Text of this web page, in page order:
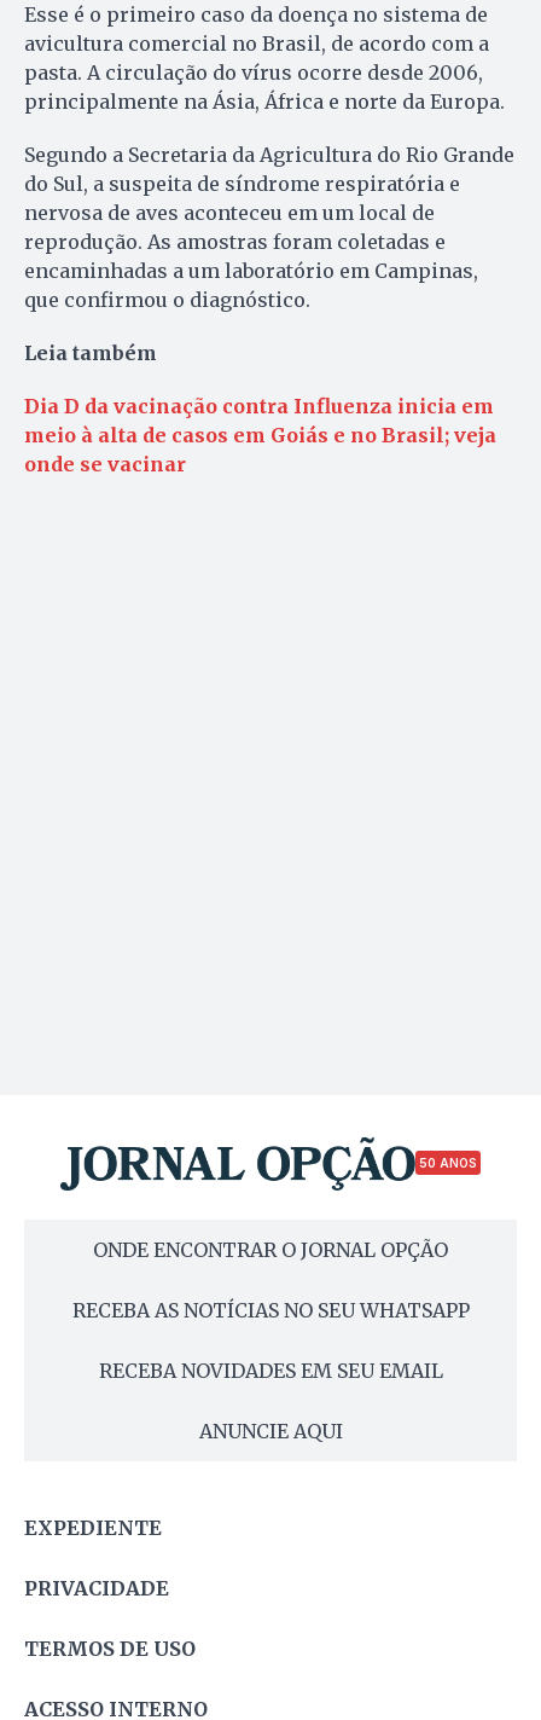
Esse é o primeiro caso da doença no sistema de
avicultura comercial no Brasil, de acordo com a
pasta. A circulação do vírus ocorre desde 2006,
principalmente na Ásia, África e norte da Europa.
Segundo a Secretaria da Agricultura do Rio Grande
do Sul, a suspeita de síndrome respiratória e
nervosa de aves aconteceu em um local de
reprodução. As amostras foram coletadas e
encaminhadas a um laboratório em Campinas,
que confirmou o diagnóstico.
Leia também
Dia D da vacinação contra Influenza inicia em
meio à alta de casos em Goiás e no Brasil; veja
onde se vacinar
50 ANOS
ONDE ENCONTRAR O JORNAL OPÇÃO
RECEBA AS NOTÍCIAS NO SEU WHATSAPP
RECEBA NOVIDADES EM SEU EMAIL
ANUNCIE AQUI
EXPEDIENTE
PRIVACIDADE
TERMOS DE USO
ACESSO INTERNO